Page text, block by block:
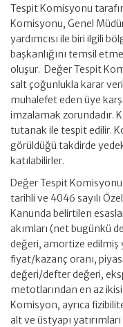
Tespit Komisyonu
Komisyonu, Genel
yardımcısı ile biri ilgili
başkanlığını temsil
oluşur. Değer Tespit
salt çoğunlukla karar
muhalefet eden üye
imzalamak zorundadır.
tutanak ile tespit edilir.
görüldüğü takdirde
katılabilirler.
Değer Tespit
tarihli ve 4046 sayılı
Kanunda belirtilen
akımları (net bugünkü
değeri, amortize edilmiş
fiyat/kazanç oranı,
değeri/defter değeri,
metotlarından en az
Komisyon, ayrıca
alt ve üstyapı